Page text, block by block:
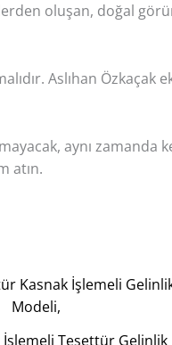
oluşan, doğal
Aslıhan
aynı zamanda
atın.
İşlemeli Tesettür Gelinlik